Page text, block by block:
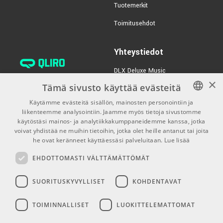
Tourtek TM30
Microphone cable
Boss VE-2 Vocal
Harmonist
TUOTENUMERO 1041882
€239,00/kpl
Samson MBA28
Microphone Boom Arm
€66,00/kpl
Tuotemerkit
Toimitusehdot
Yhteystiedot
DLX Deluxe Music
verkkokaupan asiakaspalvelu:
tilaus@dlxmusic.fi
Puh: 0207 282240 (arkisin klo
13-17)
Puh: 0207 282250 (myymälä)
00580 Helsinki
Y-tunnus: 1983522-7
FINNISH
FINNISH
×
Tämä sivusto käyttää evästeitä
Käytämme evästeitä sisällön, mainosten personointiin ja
liikenteemme analysointiin. Jaamme myös tietoja sivustomme
käytöstäsi mainos- ja analytiikkakumppaneidemme kanssa, jotka
voivat yhdistää ne muihin tietoihin, jotka olet heille antanut tai joita
he ovat keränneet käyttäessäsi palveluitaan. Lue lisää
EHDOTTOMASTI VÄLTTÄMÄTTÖMÄT
SUORITUSKYVYLLISET KOHDENTAVAT
TOIMINNALLISET LUOKITTELEMATTOMAT